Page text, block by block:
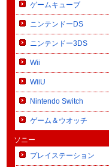
ゲームキューブ
ニンテンドーDS
ニンテンドー3DS
Wii
WiiU
Nintendo Switch
ゲーム＆ウオッチ
ソニー
プレイステーション